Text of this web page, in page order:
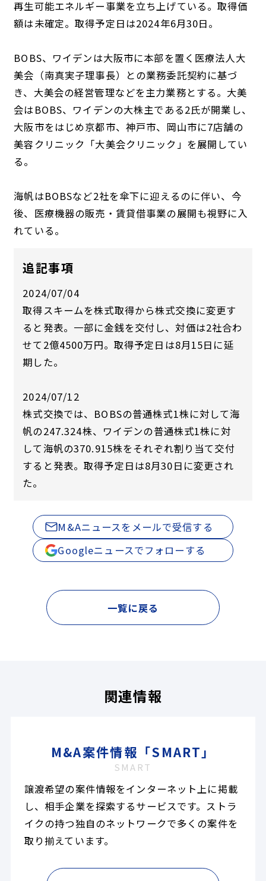
再生可能エネルギー事業を立ち上げている。取得価
額は未確定。取得予定日は2024年6月30日。
BOBS、ワイデンは大阪市に本部を置く医療法人大
美会（南真実子理事長）との業務委託契約に基づ
き、大美会の経営管理などを主力業務とする。大美
会はBOBS、ワイデンの大株主である2氏が開業し、
大阪市をはじめ京都市、神戸市、岡山市に7店舗の
美容クリニック「大美会クリニック」を展開してい
る。
海帆はBOBSなど2社を傘下に迎えるのに伴い、今
後、医療機器の販売・賃貸借事業の展開も視野に入
れている。
追記事項
2024/07/04
取得スキームを株式取得から株式交換に変更す
ると発表。一部に金銭を交付し、対価は2社合わ
せて2億4500万円。取得予定日は8月15日に延
期した。
2024/07/12
株式交換では、BOBSの普通株式1株に対して海
帆の247.324株、ワイデンの普通株式1株に対
して海帆の370.915株をそれぞれ割り当て交付
すると発表。取得予定日は8月30日に変更され
た。
M&Aニュースをメールで受信する
Googleニュースでフォローする
一覧に戻る
関連情報
M&A案件情報「SMART」
SMART
譲渡希望の案件情報をインターネット上に掲載
し、相手企業を探索するサービスです。ストラ
イクの持つ独自のネットワークで多くの案件を
取り揃えています。